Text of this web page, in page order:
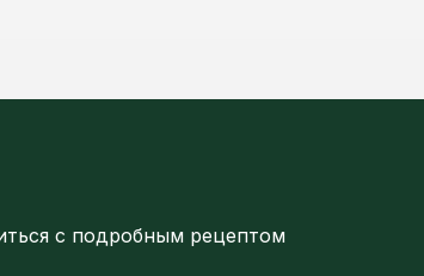
с подробным рецептом